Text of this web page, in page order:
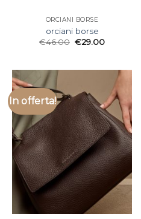
ORCIANI BORSE
orciani borse
€46.00 €29.00
In offerta!